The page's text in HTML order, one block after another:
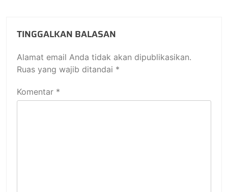
TINGGALKAN BALASAN
Alamat email Anda tidak akan dipublikasikan.
Ruas yang wajib ditandai *
Komentar *